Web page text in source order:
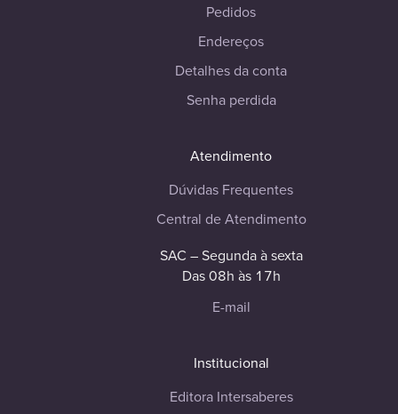
Pedidos
Endereços
Detalhes da conta
Senha perdida
Atendimento
Dúvidas Frequentes
Central de Atendimento
SAC – Segunda à sexta
Das 08h às 17h
E-mail
Institucional
Editora Intersaberes